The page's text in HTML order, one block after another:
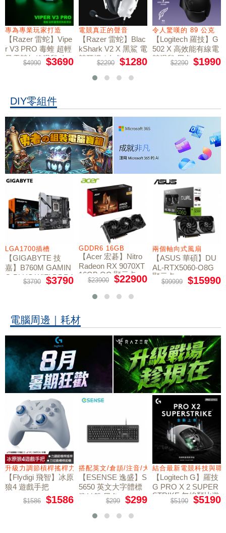
專為專業玩家打造
【Razer 雷蛇】Vipe
r V3 PRO 毒蝰 超輕
量電競無線滑鼠 白
$4990 $3690
電競真正的聲音
【Razer 雷蛇】Blac
kShark V2 X 黑鯊 電
競耳機 / 白色
$2290 $1280
令人驚嘆的 89 公克
【Logitech 羅技】G
502 X 高效能有線電
競滑鼠 黑色
$2290 $1990
DIY零組件
LGA1700插槽
【GIGABYTE 技
嘉】B760M GAMIN
G PLUS WIFI DDR4
主機板$3790 $3790
GDDR6 16GB
【Acer 宏碁】Nitro
Radeon RX 9070XT
16GB OC 顯示卡
$23900 $22900
兩個軸向式風扇
【ASUS 華碩】DU
AL-RTX5060-O8G
顯示卡
$99999 $15990
電腦周邊｜耗材
墊
升級力調節槓桿搖桿力切換扳機
【Flydigi 飛智】冰原
狼4 遊戲手把
$1586 $1586
搭配英文/倉頡/注音/大易
【ESENSE 逸盛】S
5650 英文大字體標
準鍵盤 黑色
$299 $299
結合最新電競科技與
【Logitech G】羅技
G PRO X 2 SUPER
STRIKE 無線類比遊
戲滑鼠$5190 $5190